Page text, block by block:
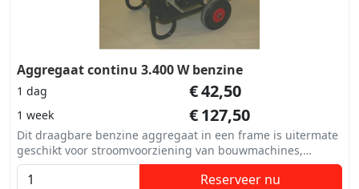
Aggregaat continu 3.400 W benzine
1 dag €42,50
1 week €127,50
Dit draagbare benzine aggregaat in een frame is uitermate
geschikt voor stroomvoorziening van bouwmachines,
carnaval en andere evenementen.
Reserveer nu